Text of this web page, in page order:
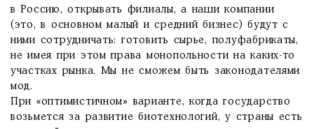
в Россию, открывать филиалы, а наши компании
(это, в основном малый и средний бизнес) будут с
ними сотрудничать: готовить сырье, полуфабрикаты,
не имея при этом права монопольности на каких-то
участках рынка. Мы не сможем быть законодателями
мод.
При «оптимистичном» варианте, когда государство
возьмется за развитие биотехнологий, у страны есть